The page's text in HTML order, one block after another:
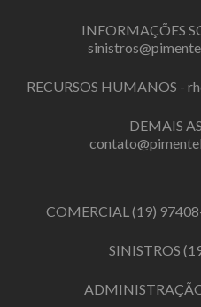
INFORMAÇÕES
RECURSOS HUMANOS -
DEMAIS
COMERCIAL(19)
SINISTROS